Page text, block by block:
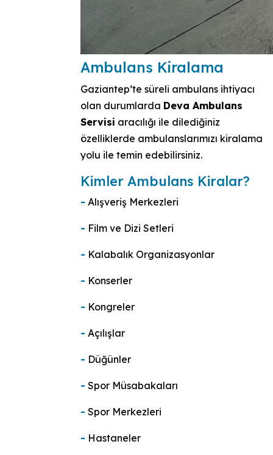
Ambulans Kiralama
Gaziantep’te süreli ambulans ihtiyacı
olan durumlarda Deva Ambulans
Servisi aracılığı ile dilediğiniz
özelliklerde ambulanslarımızı kiralama
yolu ile temin edebilirsiniz.
Kimler Ambulans Kiralar?
- Alışveriş Merkezleri
- Film ve Dizi Setleri
- Kalabalık Organizasyonlar
- Konserler
- Kongreler
- Açılışlar
- Düğünler
- Spor Müsabakaları
- Spor Merkezleri
- Hastaneler